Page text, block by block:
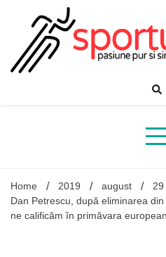
Home 2019 august
29
Dan Petrescu, după eliminarea
ne calificăm în primăvara